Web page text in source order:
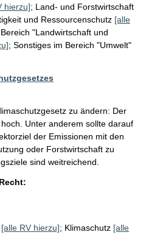
hierzu]; Land- und Forstwirtschaft
und Ressourcenschutz [alle
"Landwirtschaft und
; Sonstiges im Bereich "Umwelt"
zu ändern: Der
Unter anderem sollte darauf
der Emissionen mit den
oder Forstwirtschaft zu
sind weitreichend.
[alle RV hierzu]; Klimaschutz [alle